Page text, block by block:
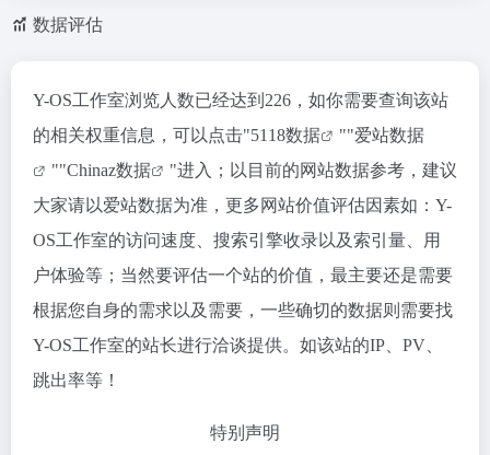
数据评估
Y-OS工作室浏览人数已经达到226，如你需要查询该站
的相关权重信息，可以点击"5118数据 ""爱站数据
""Chinaz数据
"进入；以目前的网站数据参考，建议
大家请以爱站数据为准，更多网站价值评估因素如：Y-
OS工作室的访问速度、搜索引擎收录以及索引量、用
户体验等；当然要评估一个站的价值，最主要还是需要
根据您自身的需求以及需要，一些确切的数据则需要找
Y-OS工作室的站长进行洽谈提供。如该站的IP、PV、
跳出率等！
特别声明